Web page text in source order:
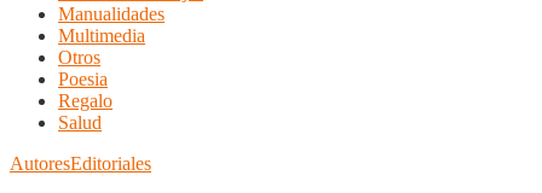
Manualidades
Multimedia
Otros
Poesia
Regalo
Salud
AutoresEditoriales